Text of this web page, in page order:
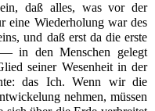
daß alles, was vor der
eine Wiederholung war des
und daß erst da die erste
in den Menschen gelegt
seiner Wesenheit in der
das Ich. Wenn wir die
nehmen, müssen